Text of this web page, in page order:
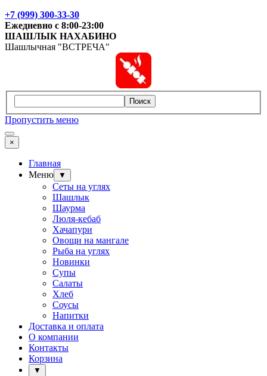
+7 (999) 300-33-30
Ежедневно с 8:00-23:00
ШАШЛЫК НАХАБИНО
Шашлычная "ВСТРЕЧА"
Поиск
Пропустить меню
×
Главная
Меню
▼
Сеты на углях
Шашлык
Шаурма
Люля-кебаб
Хачапури
Овощи на мангале
Рыба на углях
Новинки
Супы
Салаты
Хлеб
Соусы
Напитки
Доставка и оплата
О компании
Контакты
Корзина
▼